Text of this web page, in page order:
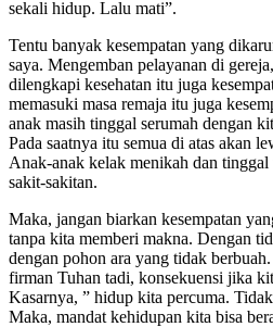
sekali hidup. Lalu mati”.
Tentu banyak kesempatan yang
saya. Mengemban pelayanan di
dilengkapi kesehatan itu juga
memasuki masa remaja itu juga
anak masih tinggal serumah dengan
Pada saatnya itu semua di atas akan
Anak-anak kelak menikah dan
sakit-sakitan.
Maka, jangan biarkan kesempatan
tanpa kita memberi makna. Dengan
dengan pohon ara yang tidak
firman Tuhan tadi, konsekuensi jika
Kasarnya, ” hidup kita percuma.
Maka, mandat kehidupan kita bisa